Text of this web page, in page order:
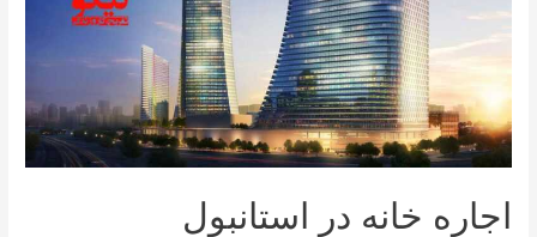
اجاره خانه در استانبول